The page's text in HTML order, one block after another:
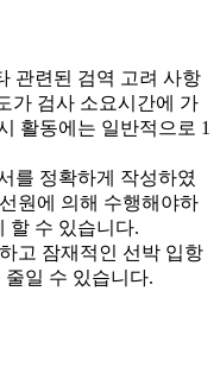
관련된 검역 고려 사항
가 검사 소요시간에 가
활동에는 일반적으로 1
를 정확하게 작성하였
원에 의해 수행해야하
할 수 있습니다.
고 잠재적인 선박 입항
일 수 있습니다.